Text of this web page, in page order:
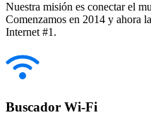
Nuestra misión es conectar el
Comenzamos en 2014 y ahora
Internet #1.
Buscador Wi-Fi